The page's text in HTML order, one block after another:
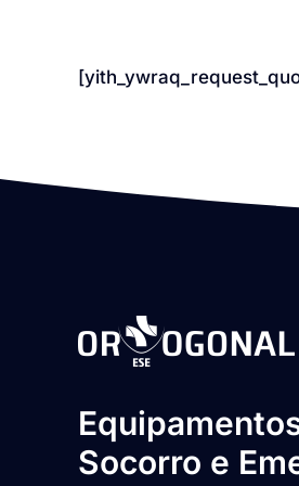
Socorro e